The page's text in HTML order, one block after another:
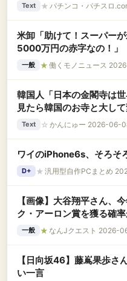
Text ★ パチンコ・パチスロ
米卸「助けて！スーパー
5000万円の赤字なの！」
一般 ★ 働くモノニュース
韓国人「日本の金閣寺は
見たら韓国のお寺と大し
Text ☆ かんにゅー 2026-06-
ワイのiPhone6s、そろそ
D+ ★ 汎用型自作PCまとめ
【画像】大谷翔平さん、
ク・アーロン賞を獲る確
ｗｗｗｗｗ
一般 ★ なんJクエスト 2026-
【日向坂46】藤嶌果歩さ
い一言